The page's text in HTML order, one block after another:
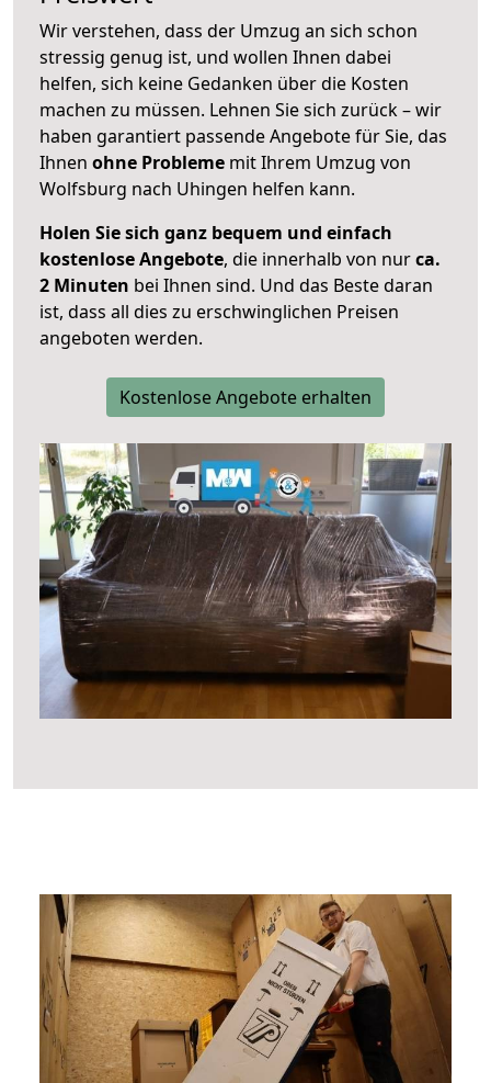
Wir verstehen, dass der Umzug an sich schon
stressig genug ist, und wollen Ihnen dabei
helfen, sich keine Gedanken über die Kosten
machen zu müssen. Lehnen Sie sich zurück – wir
haben garantiert passende Angebote für Sie, das
Ihnen ohne Probleme mit Ihrem Umzug von
Wolfsburg nach Uhingen helfen kann.
Holen Sie sich ganz bequem und einfach
kostenlose Angebote, die innerhalb von nurca.
2 Minuten bei Ihnen sind. Und das Beste daran
ist, dass all dies zu erschwinglichen Preisen
angeboten werden.
Kostenlose Angebote erhalten